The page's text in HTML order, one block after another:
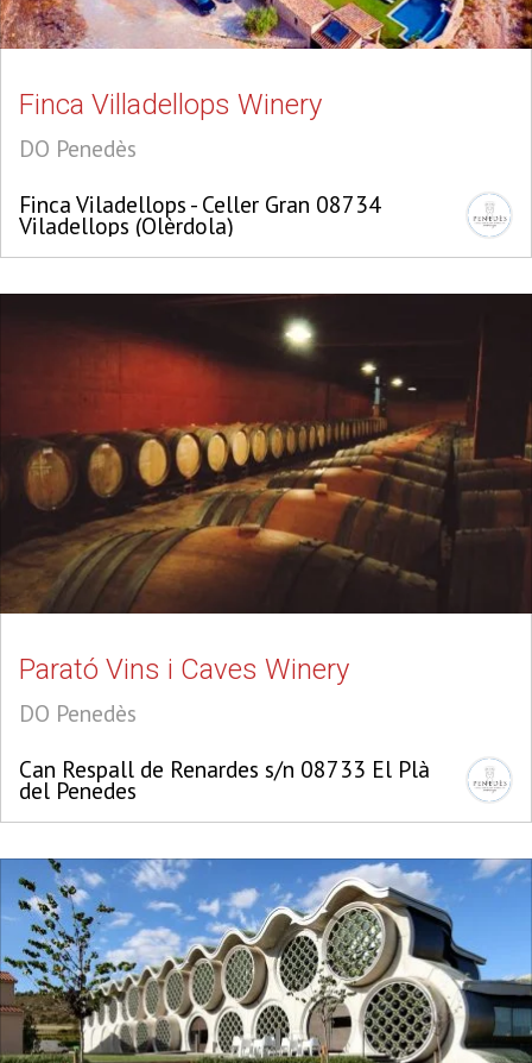
Finca Villadellops Winery
DO Penedès
Finca Viladellops - Celler Gran 08734
Viladellops (Olèrdola)
Parató Vins i Caves Winery
DO Penedès
Can Respall de Renardes s/n 08733 El Plà
del Penedes